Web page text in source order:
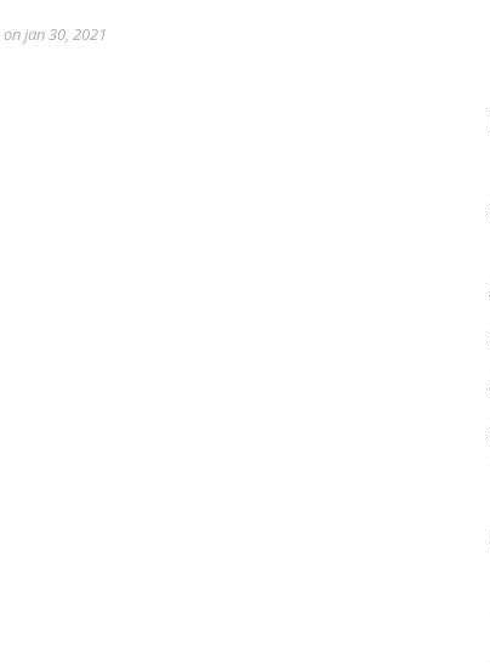
on jan 30, 2021